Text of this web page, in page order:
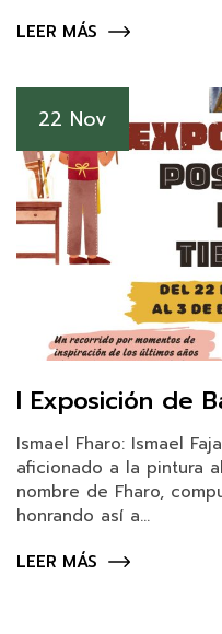
LEER MÁS
22 Nov
I Exposición de
Ismael Fharo: Ismael
aficionado a la pintura
nombre de Fharo,
honrando así a...
LEER MÁS